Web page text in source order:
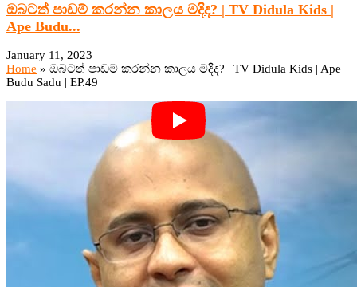
ඔබටත් පාඩම් කරන්න කාලය මදිද? | TV Didula Kids |
Ape Budu...
January 11, 2023
Home » ඔබටත් පාඩම් කරන්න කාලය මදිද? | TV Didula Kids | Ape
Budu Sadu | EP.49